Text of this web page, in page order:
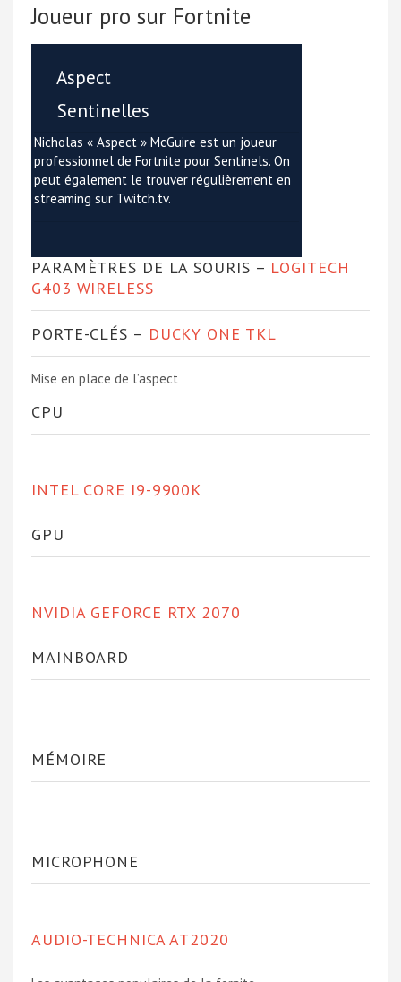
Joueur pro sur Fortnite
Aspect
Sentinelles
Nicholas « Aspect » McGuire est un joueur
professionnel de Fortnite pour Sentinels. On
peut également le trouver régulièrement en
streaming sur Twitch.tv.
PARAMÈTRES DE LA SOURIS – LOGITECH
G403 WIRELESS
PORTE-CLÉS – DUCKY ONE TKL
Mise en place de l’aspect
CPU
INTEL CORE I9-9900K
GPU
NVIDIA GEFORCE RTX 2070
MAINBOARD
MÉMOIRE
MICROPHONE
AUDIO-TECHNICA AT2020